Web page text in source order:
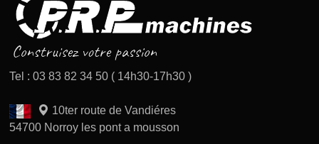
Tel : 03 83 82 34 50 ( 14h30-17h30 )
10ter route de Vandiéres
54700 Norroy les pont a mousson